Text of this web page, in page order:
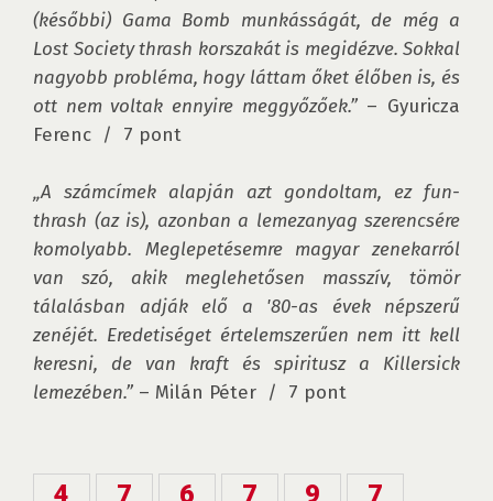
(későbbi) Gama Bomb munkásságát, de még a
Lost Society thrash korszakát is megidézve. Sokkal
nagyobb probléma, hogy láttam őket élőben is, és
ott nem voltak ennyire meggyőzőek.” – Gyuricza
Ferenc  /  7 pont
„A számcímek alapján azt gondoltam, ez fun-
thrash (az is), azonban a lemezanyag szerencsére
komolyabb. Meglepetésemre magyar zenekarról
van szó, akik meglehetősen masszív, tömör
tálalásban adják elő a '80-as évek népszerű
zenéjét. Eredetiséget értelemszerűen nem itt kell
keresni, de van kraft és spiritusz a Killersick
lemezében.” – Milán Péter  /  7 pont
4 7 6 7 9 7